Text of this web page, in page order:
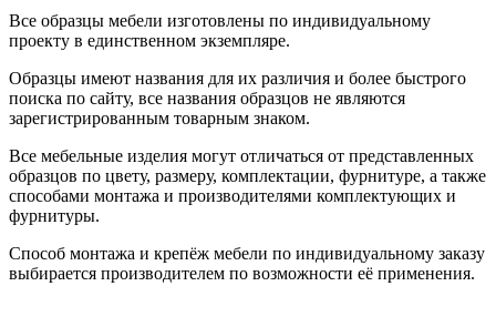
Все образцы мебели изготовлены по индивидуальному
проекту в единственном экземпляре.
Образцы имеют названия для их различия и более быстрого
поиска по сайту, все названия образцов не являются
зарегистрированным товарным знаком.
Все мебельные изделия могут отличаться от представленных
образцов по цвету, размеру, комплектации, фурнитуре, а также
способами монтажа и производителями комплектующих и
фурнитуры.
Способ монтажа и крепёж мебели по индивидуальному заказу
выбирается производителем по возможности её применения.